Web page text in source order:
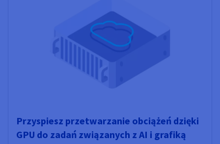
Przyspiesz przetwarzanie obciążeń dzięki
GPU do zadań związanych z AI i grafiką